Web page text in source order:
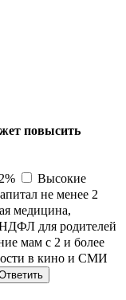
повысить
Высокие
не менее 2
медицина,
для родителей
мам с 2 и более
в кино и СМИ